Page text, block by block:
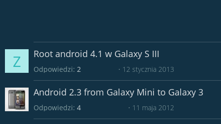
Z Root android 4.1 w Galaxy S III
Odpowiedzi 2 12 stycznia 2013
Android 2.3 from Galaxy Mini to Galaxy 3
Odpowiedzi 4 11 maja 2012